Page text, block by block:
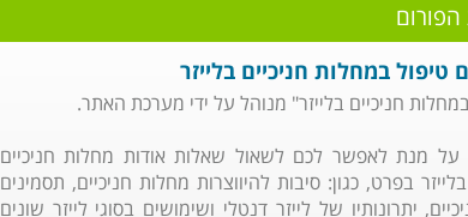
הפורום
טיפול במחלות חניכיים בלייזר
חניכיים בלייזר" מנוהל על ידי מערכת האתר.
על מנת לאפשר לכם לשאול שאלות אודות מחלות חניכיים
בפרט, כגון: סיבות להיווצרות מחלות חניכיים, תסמינים
יתרונותיו של לייזר דנטלי ושימושים בסוגי לייזר שונים